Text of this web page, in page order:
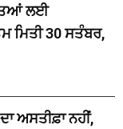
ਲਈ
ਮਿਤੀ 30 ਸਤੰਬਰ,
ਅਸਤੀਫ਼ਾ ਨਹੀਂ,